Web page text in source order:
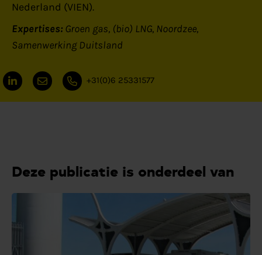
Nederland (VIEN).
Expertises: Groen gas (bio) LNG Noordzee
Samenwerking Duitsland
+31(0)6 25331577
Deze publicatie is onderdeel van